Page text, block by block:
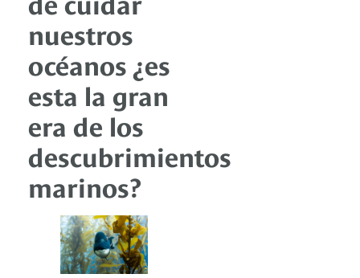
nuestros
océanos ¿es
esta la gran
era de los
descubrimientos
marinos?